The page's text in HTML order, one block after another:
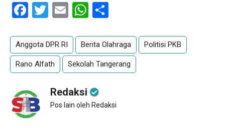
Facebook
Twitter
EmailWhatsApp
Anggota DPR RI Berita Olahraga Politisi PKB
Rano Alfath Sekolah Tangerang
Redaksi
Pos lain oleh Redaksi